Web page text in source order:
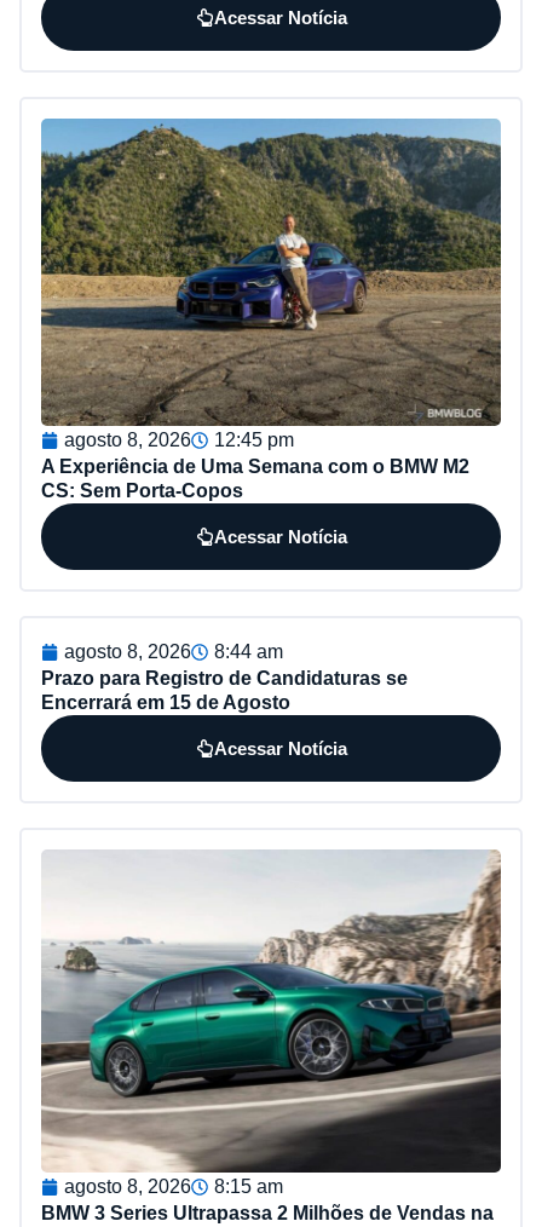
Acessar Notícia
agosto 8, 2026
12:45 pm
A Experiência de Uma Semana com o BMW M2
CS: Sem Porta-Copos
Acessar Notícia
agosto 8, 2026
8:44 am
Prazo para Registro de Candidaturas se
Encerrará em 15 de Agosto
Acessar Notícia
agosto 8, 2026
8:15 am
BMW 3 Series Ultrapassa 2 Milhões de Vendas na